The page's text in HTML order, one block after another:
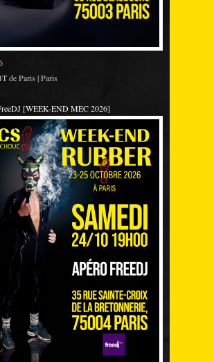
de Paris | Paris
[WEEK-END MEC 2026]